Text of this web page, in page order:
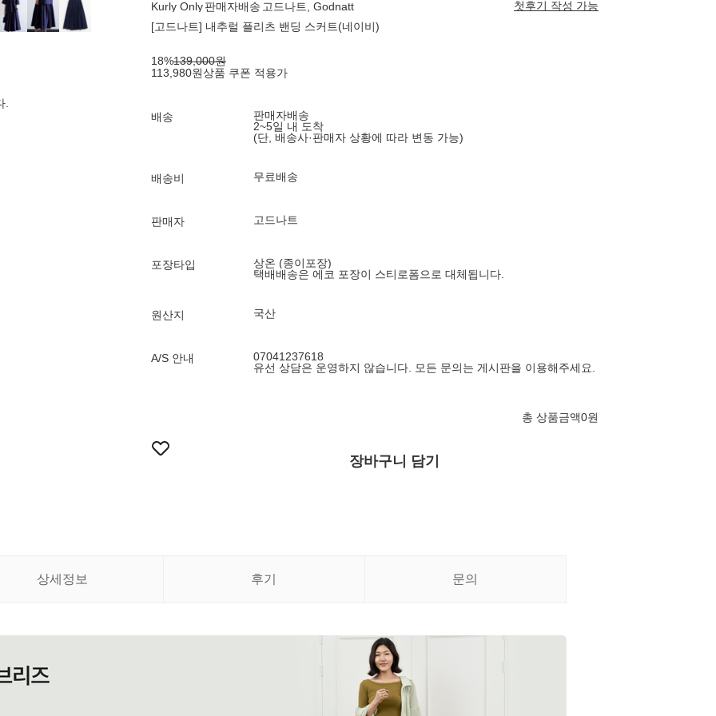
.
Kurly Only판매자배송 고드나트, Godnatt
첫후기 작성 가능
[고드나트] 내추럴 플리츠 밴딩 스커트(네이비)
18%139,000원
113,980원상품 쿠폰 적용가
배송
판매자배송
2~5일 내 도착
(단, 배송사·판매자 상황에 따라 변동 가능)
배송비 무료배송
판매자 고드나트
포장타입
상온 (종이포장)
택배배송은 에코 포장이 스티로폼으로 대체됩니다.
원산지 국산
A/S 안내
07041237618
유선 상담은 운영하지 않습니다. 모든 문의는 게시판을 이용해주세요.
총 상품금액0원
장바구니 담기
상세정보 후기 문의